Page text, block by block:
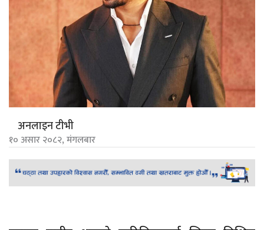
अनलाइन टीभी
१० असार २०८२, मंगलबार